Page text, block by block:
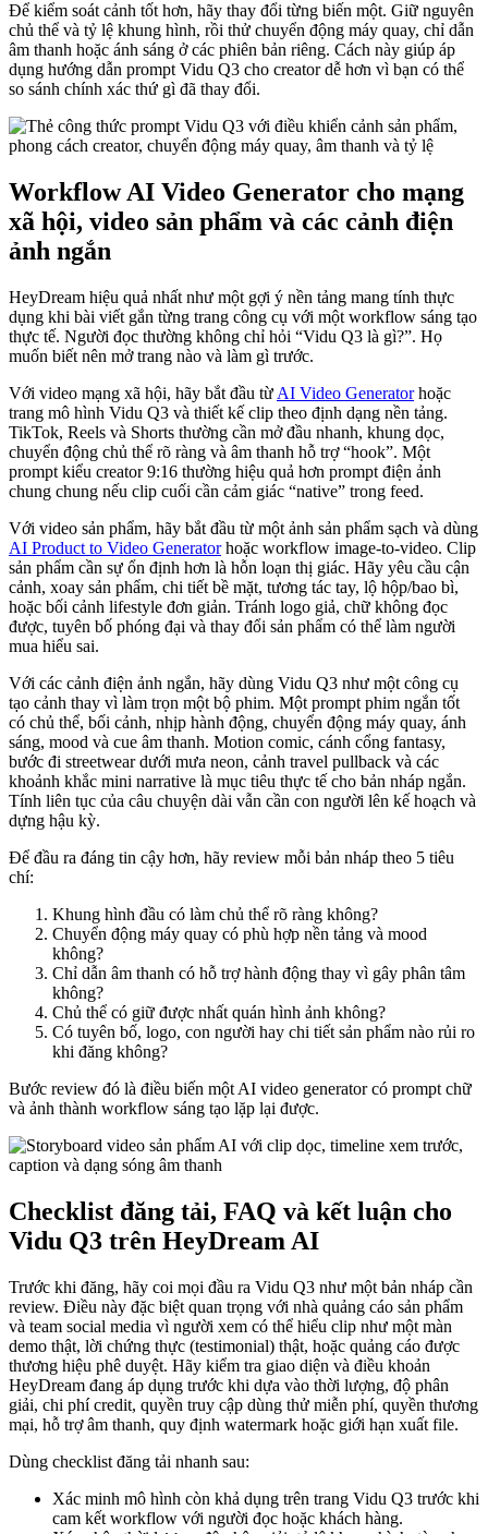
Để kiểm soát cảnh tốt hơn, hãy thay đổi từng biến một. Giữ nguyên
chủ thể và tỷ lệ khung hình, rồi thử chuyển động máy quay, chỉ dẫn
âm thanh hoặc ánh sáng ở các phiên bản riêng. Cách này giúp áp
dụng hướng dẫn prompt Vidu Q3 cho creator dễ hơn vì bạn có thể
so sánh chính xác thứ gì đã thay đổi.
Workflow AI Video Generator cho mạng
xã hội, video sản phẩm và các cảnh điện
ảnh ngắn
HeyDream hiệu quả nhất như một gợi ý nền tảng mang tính thực
dụng khi bài viết gắn từng trang công cụ với một workflow sáng tạo
thực tế. Người đọc thường không chỉ hỏi “Vidu Q3 là gì?”. Họ
muốn biết nên mở trang nào và làm gì trước.
Với video mạng xã hội, hãy bắt đầu từ AI Video Generatorhoặc
trang mô hình Vidu Q3 và thiết kế clip theo định dạng nền tảng.
TikTok, Reels và Shorts thường cần mở đầu nhanh, khung dọc,
chuyển động chủ thể rõ ràng và âm thanh hỗ trợ “hook”. Một
prompt kiểu creator 9:16 thường hiệu quả hơn prompt điện ảnh
chung chung nếu clip cuối cần cảm giác “native” trong feed.
Với video sản phẩm, hãy bắt đầu từ một ảnh sản phẩm sạch và dùng
AI Product to Video Generatorhoặc workflow image-to-video. Clip
sản phẩm cần sự ổn định hơn là hỗn loạn thị giác. Hãy yêu cầu cận
cảnh, xoay sản phẩm, chi tiết bề mặt, tương tác tay, lộ hộp/bao bì,
hoặc bối cảnh lifestyle đơn giản. Tránh logo giả, chữ không đọc
được, tuyên bố phóng đại và thay đổi sản phẩm có thể làm người
mua hiểu sai.
Với các cảnh điện ảnh ngắn, hãy dùng Vidu Q3 như một công cụ
tạo cảnh thay vì làm trọn một bộ phim. Một prompt phim ngắn tốt
có chủ thể, bối cảnh, nhịp hành động, chuyển động máy quay, ánh
sáng, mood và cue âm thanh. Motion comic, cánh cổng fantasy,
bước đi streetwear dưới mưa neon, cảnh travel pullback và các
khoảnh khắc mini narrative là mục tiêu thực tế cho bản nháp ngắn.
Tính liên tục của câu chuyện dài vẫn cần con người lên kế hoạch và
dựng hậu kỳ.
Để đầu ra đáng tin cậy hơn, hãy review mỗi bản nháp theo 5 tiêu
chí:
Khung hình đầu có làm chủ thể rõ ràng không?
Chuyển động máy quay có phù hợp nền tảng và mood
không?
Chỉ dẫn âm thanh có hỗ trợ hành động thay vì gây phân tâm
không?
Chủ thể có giữ được nhất quán hình ảnh không?
Có tuyên bố, logo, con người hay chi tiết sản phẩm nào rủi ro
khi đăng không?
Bước review đó là điều biến một AI video generator có prompt chữ
và ảnh thành workflow sáng tạo lặp lại được.
Checklist đăng tải, FAQ và kết luận cho
Vidu Q3 trên HeyDream AI
Trước khi đăng, hãy coi mọi đầu ra Vidu Q3 như một bản nháp cần
review. Điều này đặc biệt quan trọng với nhà quảng cáo sản phẩm
và team social media vì người xem có thể hiểu clip như một màn
demo thật, lời chứng thực (testimonial) thật, hoặc quảng cáo được
thương hiệu phê duyệt. Hãy kiểm tra giao diện và điều khoản
HeyDream đang áp dụng trước khi dựa vào thời lượng, độ phân
giải, chi phí credit, quyền truy cập dùng thử miễn phí, quyền thương
mại, hỗ trợ âm thanh, quy định watermark hoặc giới hạn xuất file.
Dùng checklist đăng tải nhanh sau:
Xác minh mô hình còn khả dụng trên trang Vidu Q3 trước khi
cam kết workflow với người đọc hoặc khách hàng.